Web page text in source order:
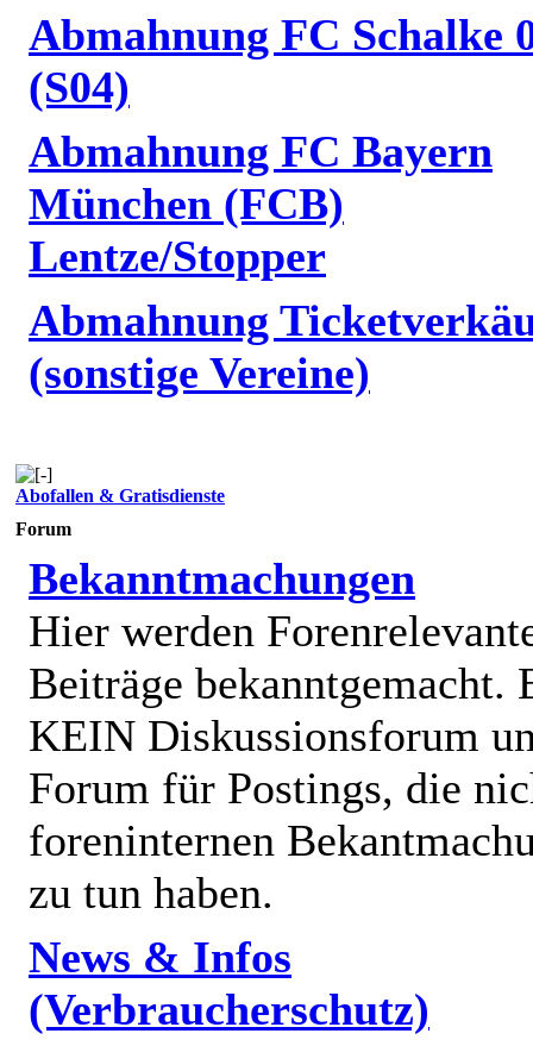
Abmahnung FC Schalke
(S04)
Abmahnung FC Bayern
München (FCB)
Lentze/Stopper
Abmahnung
(sonstige Vereine)
Abofallen & Gratisdienste
Forum
Bekanntmachungen
Hier werden
Beiträge bekanntgemacht.
KEIN Diskussionsforum
Forum für Postings, die
foreninternen
zu tun haben.
News & Infos
(Verbraucherschutz)